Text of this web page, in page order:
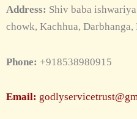
Address: Shiv baba
chowk, Kachhua,
Phone: +918538980915
Email: